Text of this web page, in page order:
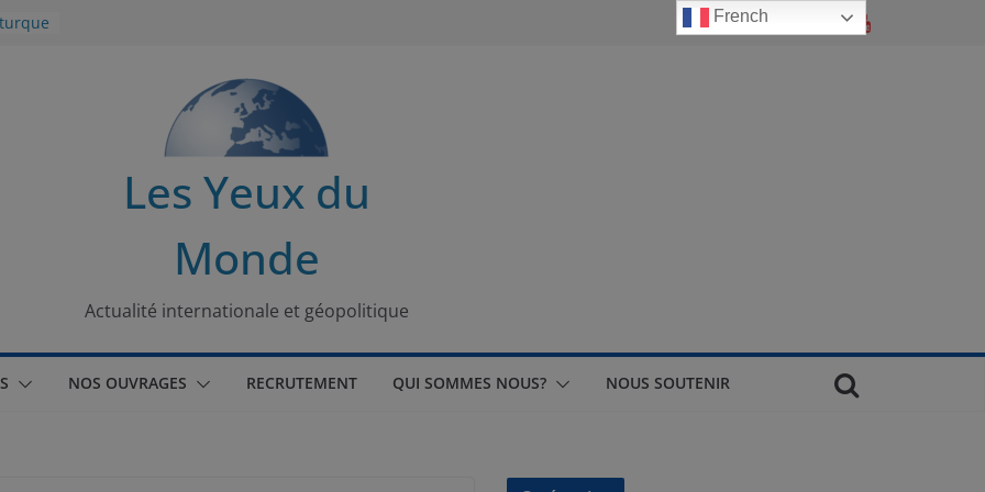
Les Yeux du
Monde
Actualité internationale et géopolitique
NOS OUVRAGES RECRUTEMENT QUI SOMMES NOUS? NOUS SOUTENIR
French